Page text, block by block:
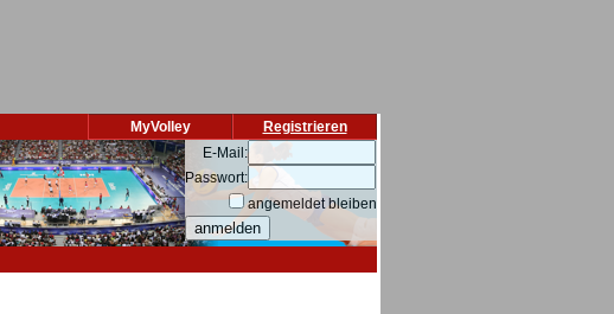
Registrieren
MyVolley
E-Mail:
Passwort:
angemeldet bleiben